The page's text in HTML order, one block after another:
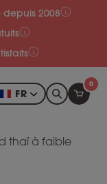
2008
FR
0
thaï à faible